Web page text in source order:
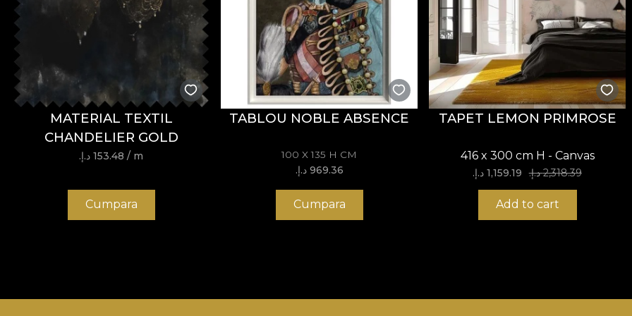
tehnicile de pictura devin astfel doua motive recurente, imbinate cu texturi ce au un aspect grunge temperat.
*Din dragostea si respectul fata de natura, toate tapetele noastre sunt confectionate din materiale naturale,
**House of VLAdiLA recomanda utilizarea adezivului propriu in aplicarea tapetului. In acest mod, te poti
care se ridica la cele mai inalte standarde de calitate.
MATERIAL TEXTIL
CHANDELIER GOLD
153.48 د.إ.‏ / m
Cumpara
TABLOU NOBLE ABSENCE
100 X 135 H CM
969.36 د.إ.‏
Cumpara
TAPET LEMON PRIMROSE
416 x 300 cm H - Canvas
1,159.19 د.إ.‏ 2,318.39 د.إ.‏
Add to cart